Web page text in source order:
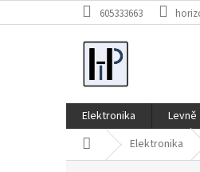
na
605333663
Elektronika Levně
Domů Elektronika